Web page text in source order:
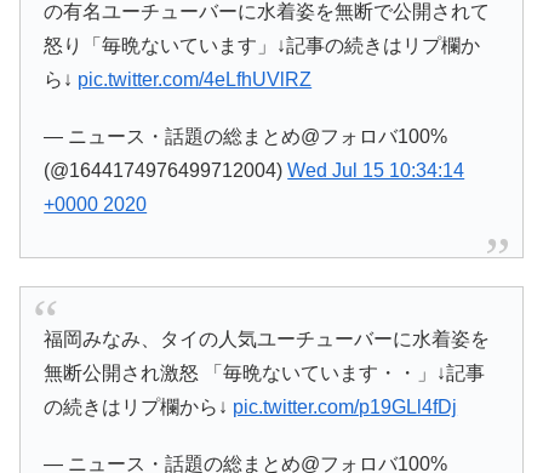
の有名ユーチューバーに水着姿を無断で公開されて
怒り「毎晩ないています」↓記事の続きはリプ欄か
ら↓ pic.twitter.com/4eLfhUVlRZ
— ニュース・話題の総まとめ@フォロバ100%
(@1644174976499712004)Wed Jul 15 10:34:14
+0000 2020
福岡みなみ、タイの人気ユーチューバーに水着姿を
無断公開され激怒 「毎晩ないています・・」↓記事
の続きはリプ欄から↓ pic.twitter.com/p19GLl4fDj
— ニュース・話題の総まとめ@フォロバ100%